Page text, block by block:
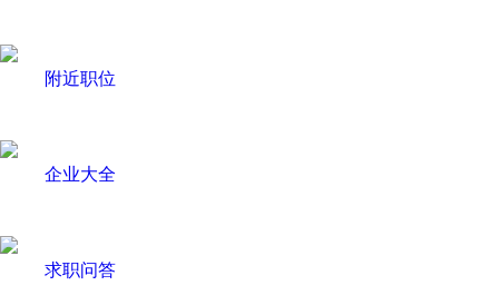
附近职位
企业大全
求职问答